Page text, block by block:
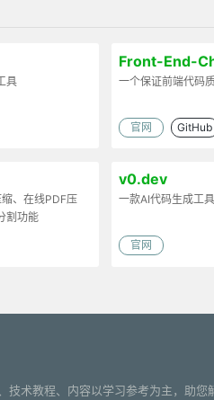
具
Front-End-
一个保证前端代码
官网 GitHub
、在线PDF压
割功能
v0.dev
一款AI代码生成工具
官网
术教程、内容以学习参考为主，助您